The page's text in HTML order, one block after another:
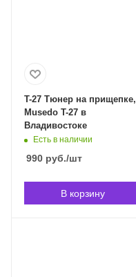
T-27 Тюнер на прищепке,
Musedo T-27 в
Владивостоке
Есть в наличии
990 руб./шт
В корзину